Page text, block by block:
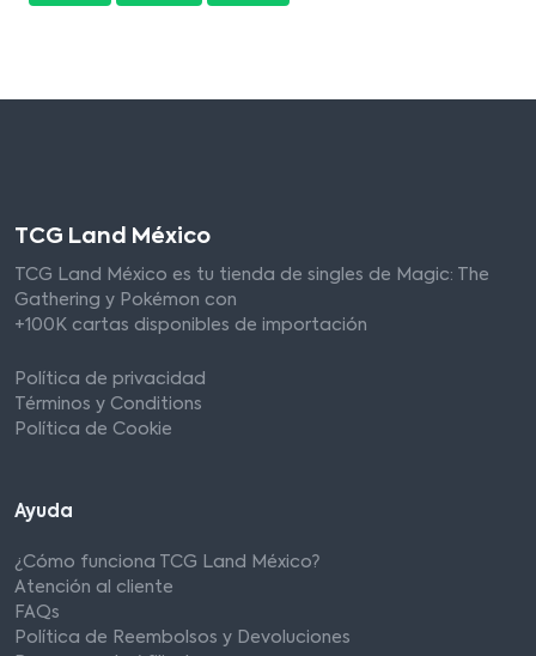
TCG Land México
TCG Land México es tu tienda de singles de Magic: The
Gathering y Pokémon con
+100K cartas disponibles de importación
Política de privacidad
Términos y Conditions
Política de Cookie
Ayuda
¿Cómo funciona TCG Land México?
Atención al cliente
FAQs
Política de Reembolsos y Devoluciones